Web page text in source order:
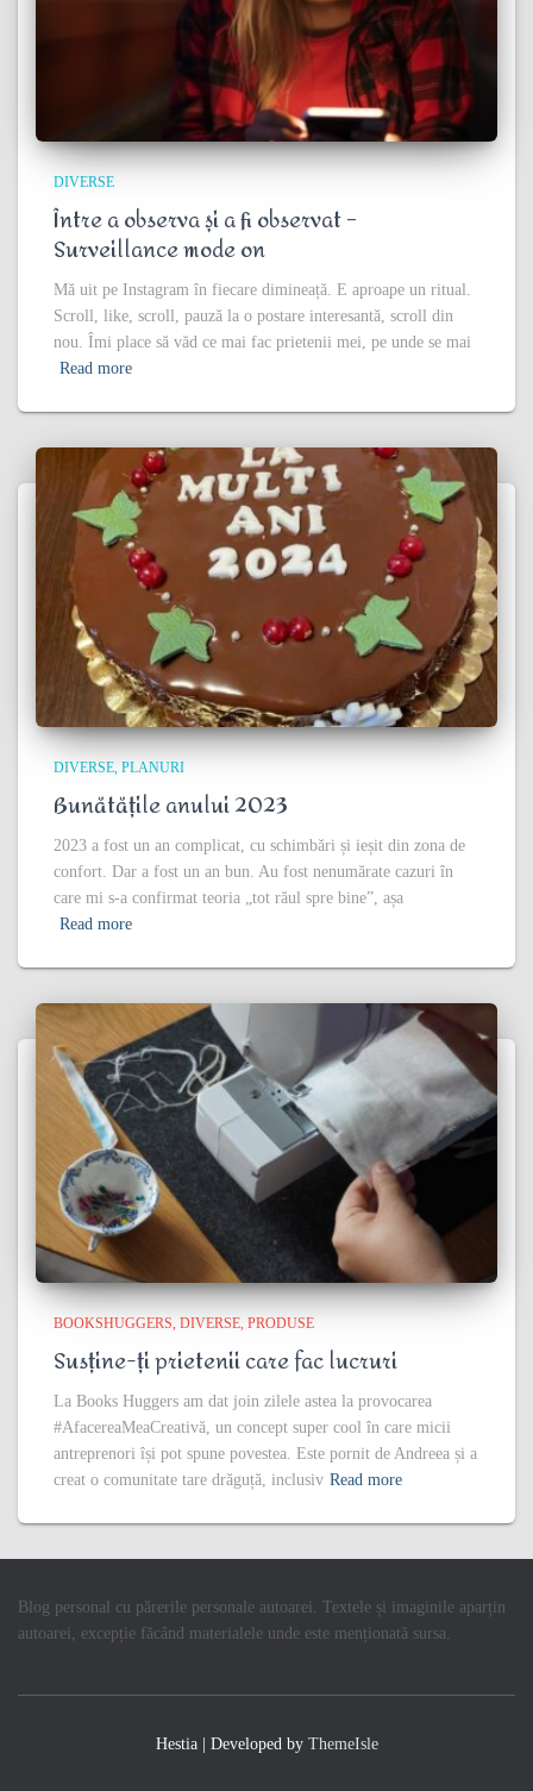
DIVERSE
Între a observa și a fi observat –
Surveillance mode on
Mă uit pe Instagram în fiecare dimineață. E aproape un ritual.
Scroll, like, scroll, pauză la o postare interesantă, scroll din
nou. Îmi place să văd ce mai fac prietenii mei, pe unde se mai
Read more
DIVERSE PLANURI
Bunătățile anului 2023
2023 a fost un an complicat, cu schimbări și ieșit din zona de
confort. Dar a fost un an bun. Au fost nenumărate cazuri în
care mi s-a confirmat teoria „tot răul spre bine”, așa
Read more
BOOKSHUGGERS DIVERSE PRODUSE
Susține-ți prietenii care fac lucruri
La Books Huggers am dat join zilele astea la provocarea
#AfacereaMeaCreativă, un concept super cool în care micii
antreprenori își pot spune povestea. Este pornit de Andreea și a
creat o comunitate tare drăguță, inclusiv Read more
Blog personal cu părerile personale autoarei. Textele și imaginile aparțin
autoarei, excepție făcând materialele unde este menționată sursa.
Hestia | Developed by ThemeIsle